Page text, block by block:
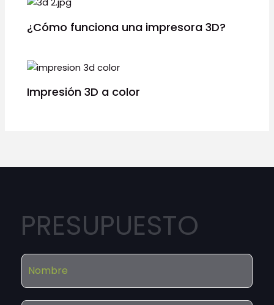
¿Cómo funciona una impresora 3D?
Impresión 3D a color
PRESUPUESTO
l
g
N
m